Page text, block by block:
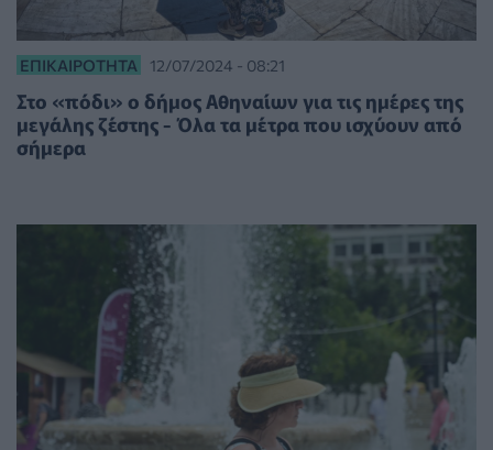
ΕΠΙΚΑΙΡΌΤΗΤΑ 12/07/2024 - 08:21
Στο «πόδι» ο δήμος Αθηναίων για τις ημέρες της
μεγάλης ζέστης - Όλα τα μέτρα που ισχύουν από
σήμερα